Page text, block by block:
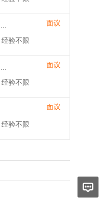
面议
经验不限
面议
经验不限
面议
经验不限